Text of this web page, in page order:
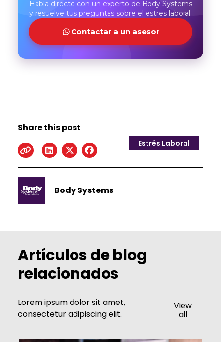
Habla directo con un experto de Body Systems
y resuelve tus preguntas sobre el estres laboral.
Contactar a un asesor
Share this post
Estrés Laboral
Body Systems
Artículos de blog
relacionados
Lorem ipsum dolor sit amet,
consectetur adipiscing elit.
View
all